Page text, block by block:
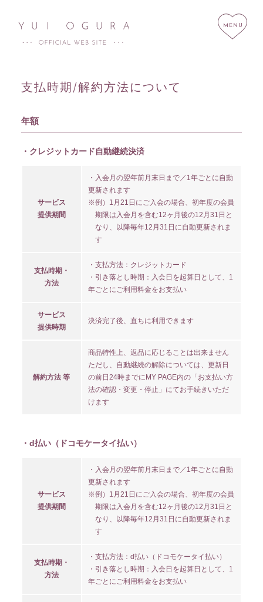
SCHEDULE PROFILE
入社 出社
社長」
SHANAIHOU
MAIL&BIRTHDAY
MAIL
支払時期/解約方法について
年額
・クレジットカード自動継続決済
サービス
提供期間
・入会月の翌年前月末日まで／1年ごとに自動
更新されます
※例）1月21日にご入会の場合、初年度の会員
期限は入会月を含む12ヶ月後の12月31日と
なり、以降毎年12月31日に自動更新されま
す
支払時期・
方法
・支払方法：クレジットカード
・引き落とし時期：入会日を起算日として、1
年ごとにご利用料金をお支払い
サービス
提供時期
決済完了後、直ちに利用できます
解約方法 等
商品特性上、返品に応じることは出来ません
ただし、自動継続の解除については、更新日
の前日24時までにMY PAGE内の「お支払い方
法の確認・変更・停止」にてお手続きいただ
けます
・d払い（ドコモケータイ払い）
サービス
提供期間
・入会月の翌年前月末日まで／1年ごとに自動
更新されます
※例）1月21日にご入会の場合、初年度の会員
期限は入会月を含む12ヶ月後の12月31日と
なり、以降毎年12月31日に自動更新されま
す
支払時期・
方法
・支払方法：d払い（ドコモケータイ払い）
・引き落とし時期：入会日を起算日として、1
年ごとにご利用料金をお支払い